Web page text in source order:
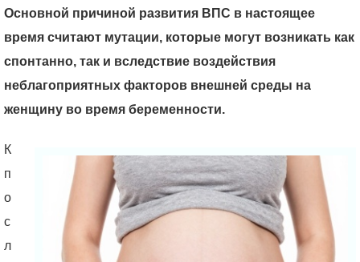
Основной причиной развития ВПС в настоящее
время считают мутации, которые могут возникать как
спонтанно, так и вследствие воздействия
неблагоприятных факторов внешней среды на
женщину во время беременности.
К
п
о
с
л